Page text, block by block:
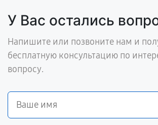
У Вас остались
Напишите или позвоните нам и
бесплатную консультацию по
вопросу.